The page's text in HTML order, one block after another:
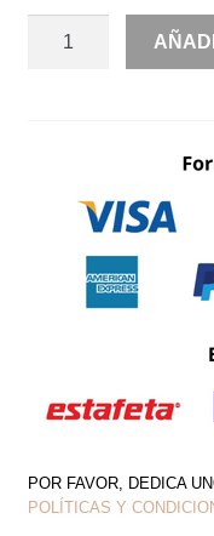
OFF
SHOULDER
PIERNA
CANTIDAD
POR FAVOR, DEDICA
POLÍTICAS Y